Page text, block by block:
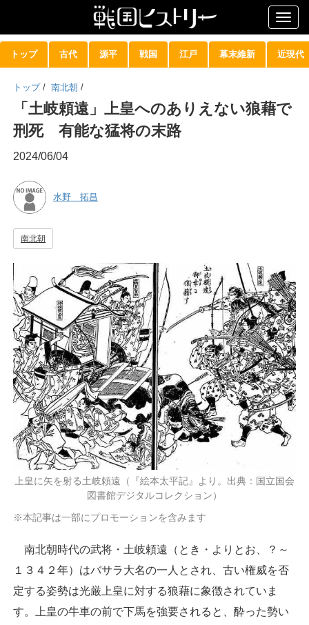
トップ 古代 源平 戦国 江戸 幕末維新 近現代
トップ / 南北朝 /
「土岐頼遠」上皇へのありえない狼藉で
刑死 有能な猛将の末路
2024/06/04
水野 拓昌
南北朝
上皇に矢を射る土岐頼遠（『絵本太平記』より。出典：国立国会
図書館デジタルコレクション）
※本記事は一部にプロモーションを含みます
南北朝時代の武将・土岐頼遠（とき・よりとお、？～
１３４２年）はバサラ大名の一人とされ、古い権威を否
定する姿勢は光厳上皇に対する狼藉に象徴されていま
す。上皇の牛車の前で下馬を強要されると、酔った勢い